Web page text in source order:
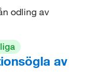
odling av
av